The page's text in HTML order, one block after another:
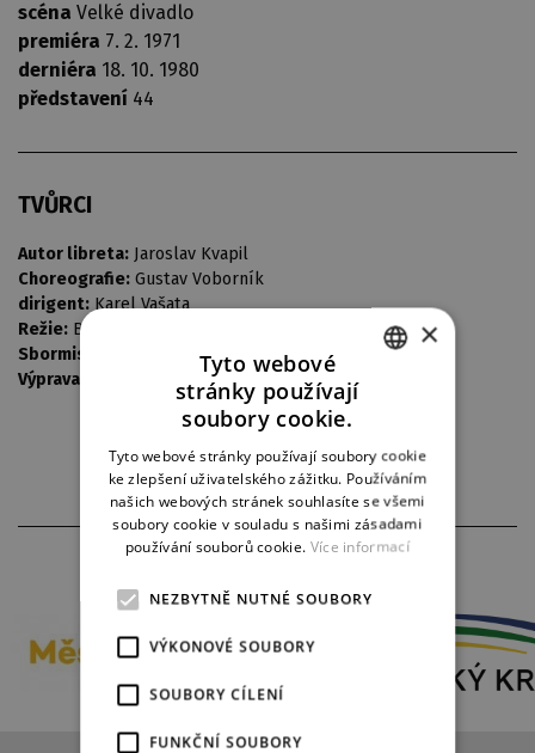
scéna Velké divadlo
premiéra 7. 2. 1971
derniéra 18. 10. 1980
představení 44
TVŮRCI
Autor libreta: Jaroslav Kvapil
Choreografie: Gustav Voborník
dirigent: Karel Vašata
Režie: Bohumil Zoul
Sbormistr:
Bedřich Macenauer
Výprava:
PARTNEŘI DIVADLA
GERMAN
×
Tyto webové
stránky používají
soubory cookie.
Tyto webové stránky používají soubory cookie
ke zlepšení uživatelského zážitku. Používáním
našich webových stránek souhlasíte se všemi
soubory cookie v souladu s našimi zásadami
používání souborů cookie. Více informací
NEZBYTNĚ NUTNÉ SOUBORY
VÝKONOVÉ SOUBORY
SOUBORY CÍLENÍ
FUNKČNÍ SOUBORY